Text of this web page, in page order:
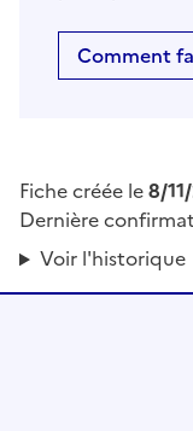
Comment
Fiche créée le8/
Dernière
Voir l'historique